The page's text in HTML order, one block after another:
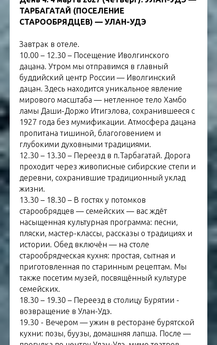
ТАРБАГАТАЙ (ПОСЕЛЕНИЕ
СТАРООБРЯДЦЕВ) — УЛАН-УДЭ
Завтрак в отеле.
10.00 – 12.30 – Посещение Иволгинского
дацана. Утром мы отправимся в главный
буддийский центр России — Иволгинский
дацан. Здесь находится уникальное явление
мирового масштаба — нетленное тело Хамбо
ламы Даши-Доржо Итигэлова, сохранившееся с
1927 года без мумификации. Атмосфера дацана
пропитана тишиной, благоговением и
глубокими духовными традициями.
12.30 – 13.30 – Переезд в п.Тарбагатай. Дорога
проходит через живописные сибирские степи и
деревни, сохранившие традиционный уклад
жизни.
13.30 – 18.30 – В гостях у потомков
старообрядцев — семейских — вас ждёт
насыщенная культурная программа: песни,
пляски, мастер-классы, рассказы о традициях и
истории. Обед включён — на столе
старообрядческая кухня: простая, сытная и
приготовленная по старинным рецептам. Мы
также посетим музей, посвящённый культуре
семейских.
18.30 – 19.30 – Переезд в столицу Бурятии -
возвращение в Улан-Удэ.
19.30 - Вечером — ужин в ресторане бурятской
кухни: позы, буузы, домашняя лапша. После —